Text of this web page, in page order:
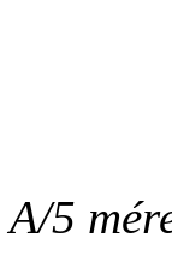
A/5